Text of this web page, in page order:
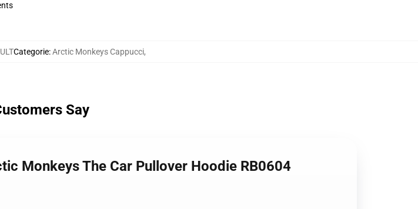
Categorie:Arctic Monkeys Cappucci,
Say
Monkeys The Car Pullover Hoodie RB0604